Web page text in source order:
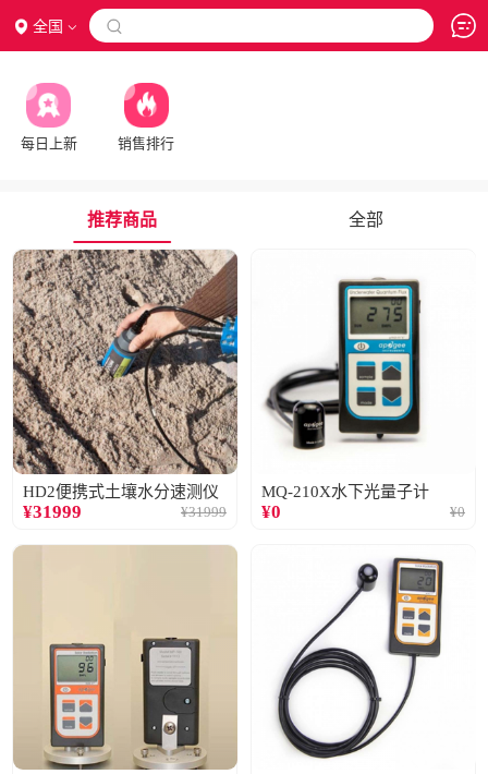
全国 
每日上新 销售排行
推荐商品 全部
HD2便携式土壤水分速测仪
¥31999 ¥31999
MQ-210X水下光量子计
¥0 ¥0